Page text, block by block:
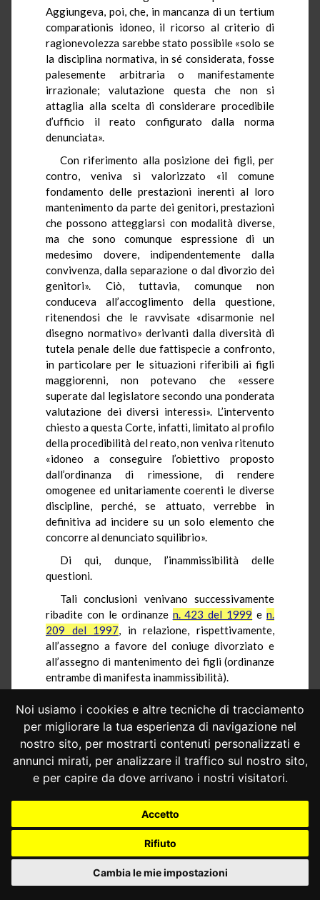
Noi usiamo i cookies e altre tecniche di tracciamento
per migliorare la tua esperienza di navigazione nel
nostro sito, per mostrarti contenuti personalizzati e
annunci mirati, per analizzare il traffico sul nostro sito,
e per capire da dove arrivano i nostri visitatori.
Accetto
Rifiuto
Cambia le mie impostazioni
Aggiungeva, poi, che, in mancanza di un tertium
comparationis idoneo, il ricorso al criterio di
ragionevolezza sarebbe stato possibile «solo se
la disciplina normativa, in sé considerata, fosse
palesemente arbitraria o manifestamente
irrazionale; valutazione questa che non si
attaglia alla scelta di considerare procedibile
d’ufficio il reato configurato dalla norma
denunciata».
Con riferimento alla posizione dei figli, per
contro, veniva sì valorizzato «il comune
fondamento delle prestazioni inerenti al loro
mantenimento da parte dei genitori, prestazioni
che possono atteggiarsi con modalità diverse,
ma che sono comunque espressione di un
medesimo dovere, indipendentemente dalla
convivenza, dalla separazione o dal divorzio dei
genitori». Ciò, tuttavia, comunque non
conduceva all’accoglimento della questione,
ritenendosi che le ravvisate «disarmonie nel
disegno normativo» derivanti dalla diversità di
tutela penale delle due fattispecie a confronto,
in particolare per le situazioni riferibili ai figli
maggiorenni, non potevano che «essere
superate dal legislatore secondo una ponderata
valutazione dei diversi interessi». L’intervento
chiesto a questa Corte, infatti, limitato al profilo
della procedibilità del reato, non veniva ritenuto
«idoneo a conseguire l’obiettivo proposto
dall’ordinanza di rimessione, di rendere
omogenee ed unitariamente coerenti le diverse
discipline, perché, se attuato, verrebbe in
definitiva ad incidere su un solo elemento che
concorre al denunciato squilibrio».
Di qui, dunque, l’inammissibilità delle
questioni.
Tali conclusioni venivano successivamente
ribadite con le ordinanze n. 423 del 1999 en.
209 del 1997, in relazione, rispettivamente,
all’assegno a favore del coniuge divorziato e
all’assegno di mantenimento dei figli (ordinanze
entrambe di manifesta inammissibilità).
Corte si è nuovamente pronunciata sulla
mancata previsione della procedibilità a querela
per il reato di cui all’art. 12-sexies della legge n.
898 del 1970, sotto il profilo dell’omesso
versamento dell’assegno dovuto a titolo di
Affrontando le censure esposte dal
rimettente per violazione dell’art. 3 Cost. per
irragionevole disparità di trattamento di
comparationis evocati presentavano elementi